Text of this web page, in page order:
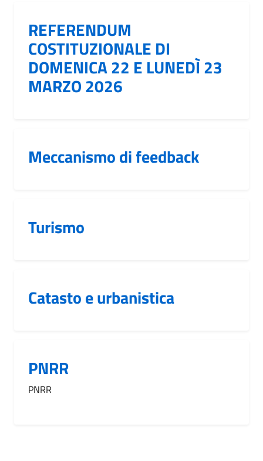
REFERENDUM
COSTITUZIONALE DI
DOMENICA 22 E LUNEDÌ 23
MARZO 2026
Meccanismo di feedback
Turismo
Catasto e urbanistica
PNRR
PNRR